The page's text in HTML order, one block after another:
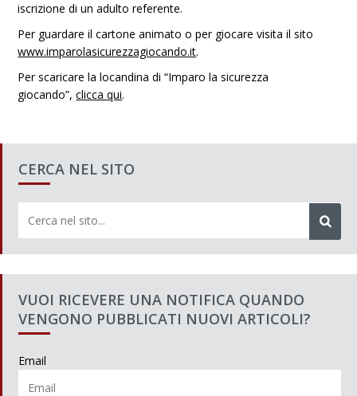
iscrizione di un adulto referente.
Per guardare il cartone animato o per giocare visita il sito
www.imparolasicurezzagiocando.it.
Per scaricare la locandina di “Imparo la sicurezza
giocando”,clicca qui.
CERCA NEL SITO
VUOI RICEVERE UNA NOTIFICA QUANDO
VENGONO PUBBLICATI NUOVI ARTICOLI?
Email